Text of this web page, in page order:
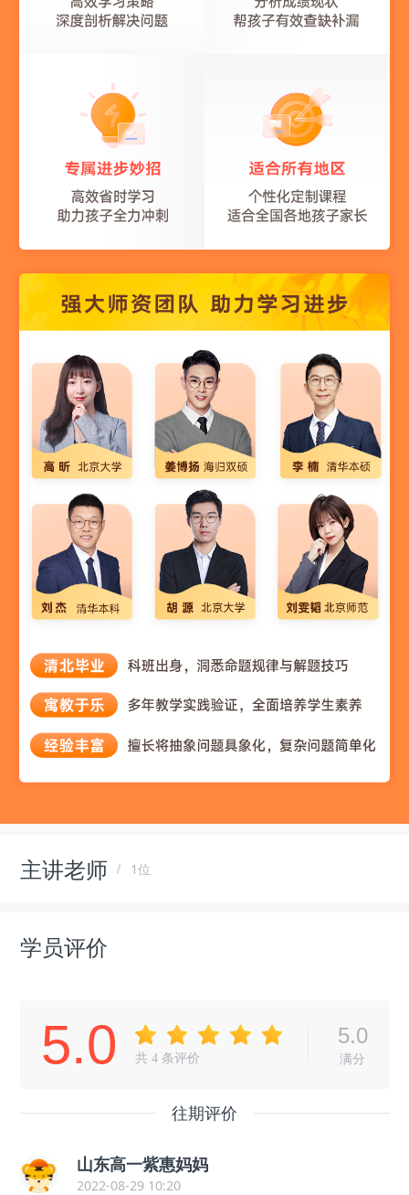
主讲老师 1位
学员评价
5.0 共4 条评价
5.0
满分
往期评价
山东高一紫惠妈妈
2022-08-29 10:20